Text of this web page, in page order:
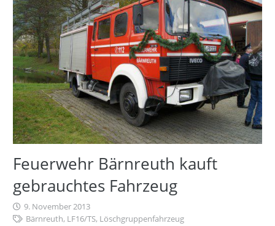
Feuerwehr Bärnreuth kauft
gebrauchtes Fahrzeug
9. November 2013
Bärnreuth, LF16/TS, Löschgruppenfahrzeug